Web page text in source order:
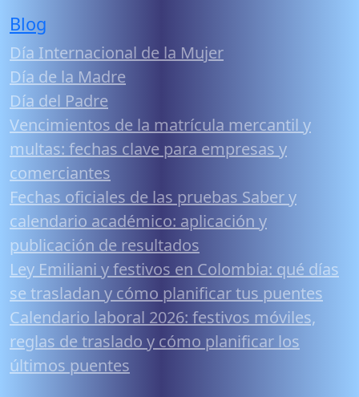
Blog
Día Internacional de la Mujer
Día de la Madre
Día del Padre
Vencimientos de la matrícula mercantil y
multas: fechas clave para empresas y
comerciantes
Fechas oficiales de las pruebas Saber y
calendario académico: aplicación y
publicación de resultados
Ley Emiliani y festivos en Colombia: qué días
se trasladan y cómo planificar tus puentes
Calendario laboral 2026: festivos móviles,
reglas de traslado y cómo planificar los
últimos puentes